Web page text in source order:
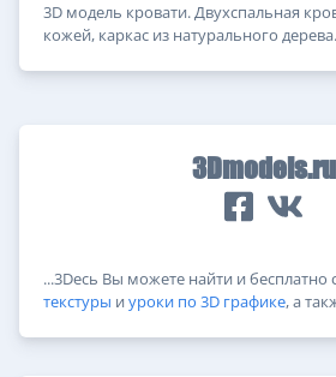
3D модель кровати. Двухспальная
кожей, каркас из натурального дерева.
3Dmodels.ru
...3Dесь Вы можете найти и бесплатно
текстуры и уроки по 3D графике, а